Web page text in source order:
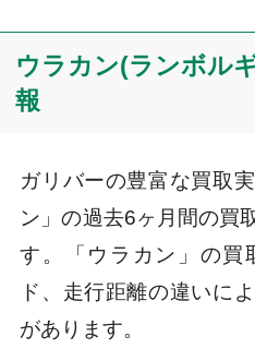
ウラカン(ランボル
報
ガリバーの豊富な買取
ン」の過去6ヶ月間の買
す。「ウラカン」の買
ド、走行距離の違いに
があります。